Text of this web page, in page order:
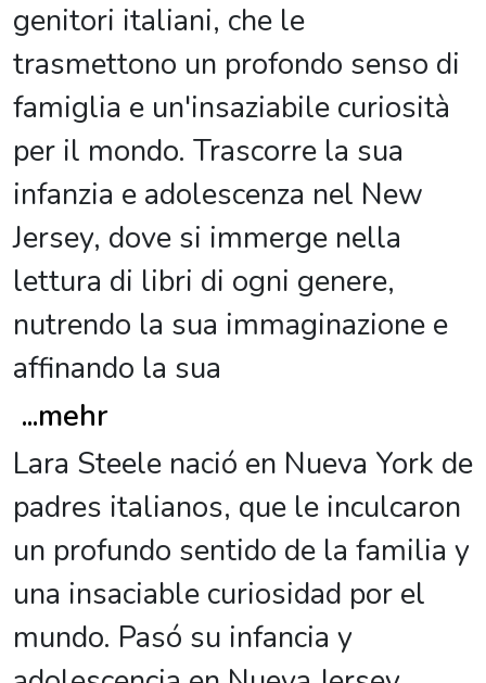
genitori italiani, che le
trasmettono un profondo senso di
famiglia e un'insaziabile curiosità
per il mondo. Trascorre la sua
infanzia e adolescenza nel New
Jersey, dove si immerge nella
lettura di libri di ogni genere,
nutrendo la sua immaginazione e
affinando la sua
...mehr
Lara Steele nació en Nueva York de
padres italianos, que le inculcaron
un profundo sentido de la familia y
una insaciable curiosidad por el
mundo. Pasó su infancia y